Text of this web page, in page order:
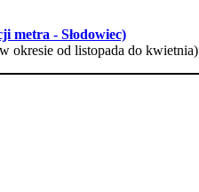
metra - Słodowiec)
okresie od listopada do kwietnia)